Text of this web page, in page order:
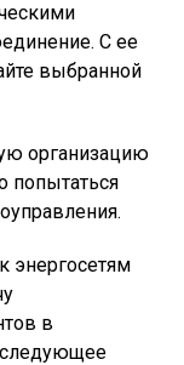
С ее
выбранной
организацию
попытаться
энергосетям
в